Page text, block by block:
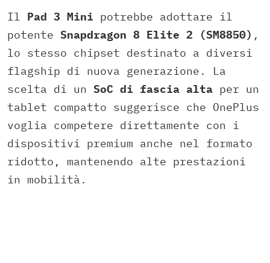
Il Pad 3 Mini potrebbe adottare il
potente Snapdragon 8 Elite 2 (SM8850) ,
lo stesso chipset destinato a diversi
flagship di nuova generazione. La
scelta di un SoC di fascia alta per un
tablet compatto suggerisce che OnePlus
voglia competere direttamente con i
dispositivi premium anche nel formato
ridotto, mantenendo alte prestazioni
in mobilità.